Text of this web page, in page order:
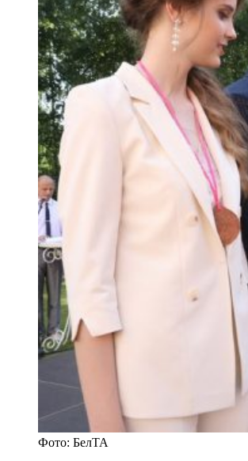
Фото: БелТА